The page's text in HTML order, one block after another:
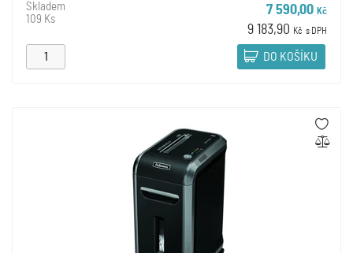
Skladem
109 Ks
7 590,00 Kč
9 183,90 Kč s DPH
DO KOŠÍKU